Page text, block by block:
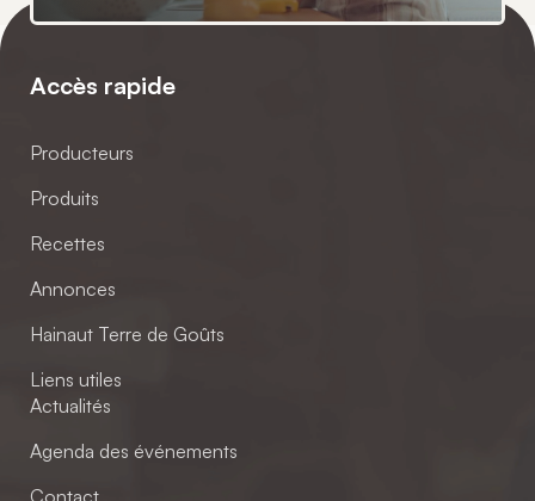
Accès rapide
Producteurs
Produits
Recettes
Annonces
Hainaut Terre de Goûts
Liens utiles
Actualités
Agenda des événements